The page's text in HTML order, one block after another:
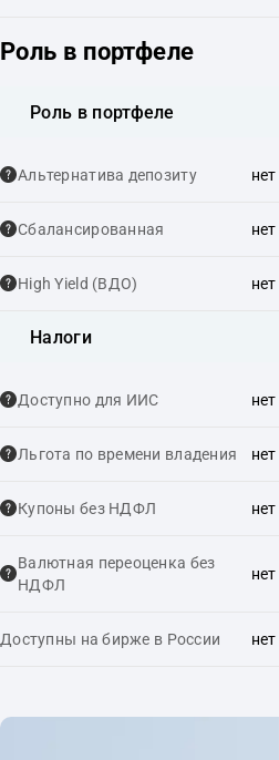
Роль в портфеле
Роль в портфеле
Альтернатива депозиту нет
Сбалансированная нет
High Yield (ВДО) нет
Налоги
Доступно для ИИС нет
Льгота по времени владения нет
Купоны без НДФЛ нет
Валютная переоценка без
НДФЛ
нет
Доступны на бирже в России нет